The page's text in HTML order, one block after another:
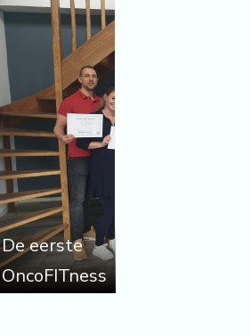
De eerste
OncoFITness